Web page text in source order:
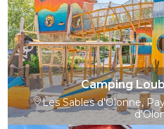
Camping
Les Sables d'Olonne,